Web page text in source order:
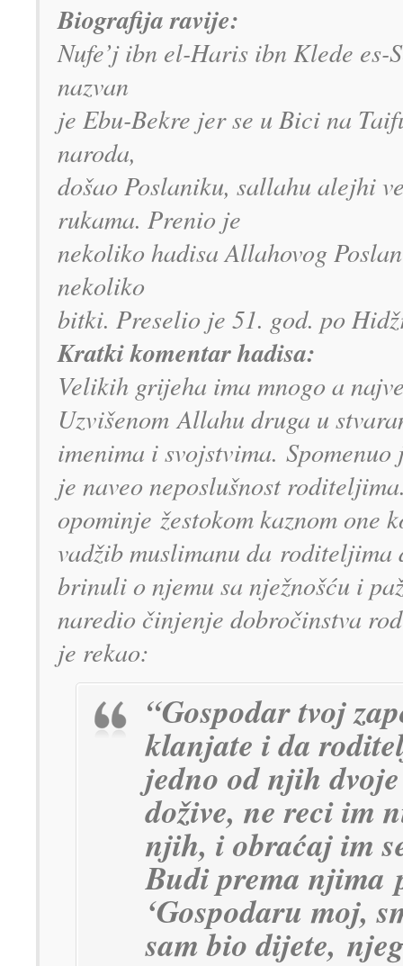
Biografija ravije:
Nufe’j ibn el-Haris ibn Klede
nazvan
je Ebu-Bekre jer se u Bici na
naroda,
došao Poslaniku, sallahu alejhi
rukama. Prenio je
nekoliko hadisa Allahovog
nekoliko
bitki. Preselio je 51. god. po
Kratki komentar hadisa:
Velikih grijeha ima mnogo a
Uzvišenom Allahu druga u
imenima i svojstvima.
je naveo neposlušnost
opominje žestokom kaznom
vadžib muslimanu da
brinuli o njemu sa nježnošću i
naredio činjenje dobročinstva
je rekao:
“Gospodar tvoj
klanjate i da
jedno od njih
dožive, ne reci
njih, i obraćaj im
Budi prema njima
‘Gospodaru moj,
sam bio dijete,